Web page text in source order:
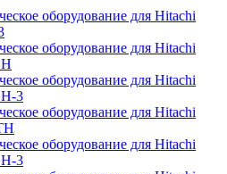
оборудование для Hitachi
оборудование для Hitachi
оборудование для Hitachi
3
оборудование для Hitachi
оборудование для Hitachi
3